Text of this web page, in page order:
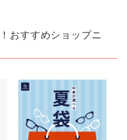
おすすめショップニ